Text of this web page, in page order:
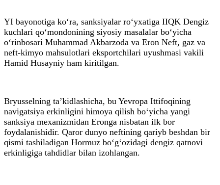
YI bayonotiga ko‘ra, sanksiyalar ro‘yxatiga IIQK Dengiz
kuchlari qo‘mondonining siyosiy masalalar bo‘yicha
o‘rinbosari Muhammad Akbarzoda va Eron Neft, gaz va
neft-kimyo mahsulotlari eksportchilari uyushmasi vakili
Hamid Husayniy ham kiritilgan.
Bryusselning ta’kidlashicha, bu Yevropa Ittifoqining
navigatsiya erkinligini himoya qilish bo‘yicha yangi
sanksiya mexanizmidan Eronga nisbatan ilk bor
foydalanishidir. Qaror dunyo neftining qariyb beshdan bir
qismi tashiladigan Hormuz bo‘g‘ozidagi dengiz qatnovi
erkinligiga tahdidlar bilan izohlangan.